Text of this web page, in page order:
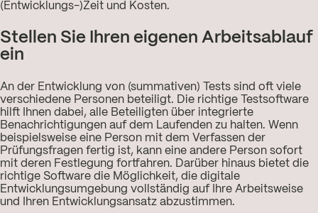
(Entwicklungs-)Zeit und Kosten.
Stellen Sie Ihren eigenen Arbeitsablauf
ein
An der Entwicklung von (summativen) Tests sind oft viele
verschiedene Personen beteiligt. Die richtige Testsoftware
hilft Ihnen dabei, alle Beteiligten über integrierte
Benachrichtigungen auf dem Laufenden zu halten. Wenn
beispielsweise eine Person mit dem Verfassen der
Prüfungsfragen fertig ist, kann eine andere Person sofort
mit deren Festlegung fortfahren. Darüber hinaus bietet die
richtige Software die Möglichkeit, die digitale
Entwicklungsumgebung vollständig auf Ihre Arbeitsweise
und Ihren Entwicklungsansatz abzustimmen.